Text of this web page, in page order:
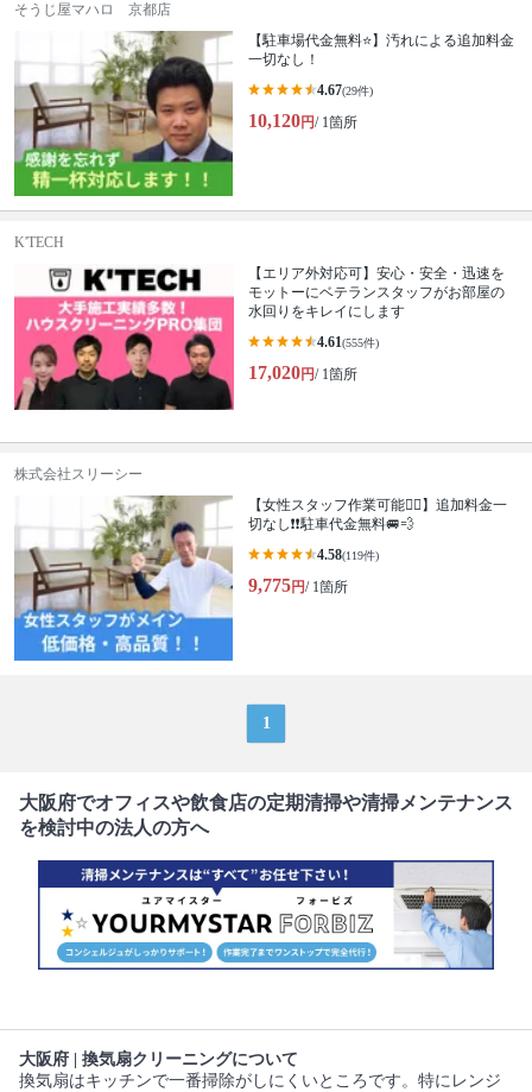
そうじ屋マハロ 京都店
【駐車場代金無料⭐️】汚れによる追加料金
一切なし！
4.67(29件)
10,120円/ 1箇所
K'TECH
【エリア外対応可】安心・安全・迅速を
モットーにベテランスタッフがお部屋の
水回りをキレイにします
4.61(555件)
17,020円/ 1箇所
株式会社スリーシー
【女性スタッフ作業可能🙆‍♀️】追加料金一
切なし❗️❗️駐車代金無料🚐💨
4.58(119件)
9,775円/ 1箇所
1
大阪府でオフィスや飲食店の定期清掃や清掃メンテナンス
を検討中の法人の方へ
大阪府 | 換気扇クリーニングについて
換気扇はキッチンで一番掃除がしにくいところです。特にレンジ